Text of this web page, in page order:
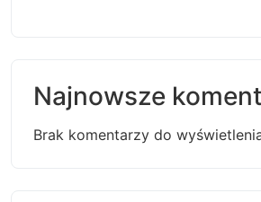
Najnowsze
Brak komentarzy do